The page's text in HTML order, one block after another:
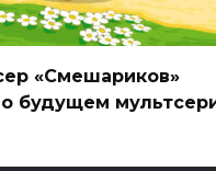
«Смешариков»
о будущем